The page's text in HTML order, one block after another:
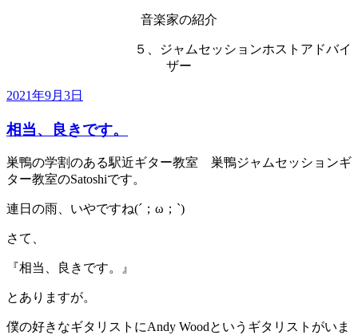
音楽家の紹介
５、ジャムセッションホストアドバイ
ザー
投
日:
2021年9月3日
相当、良きです。
巣鴨の学割のある駅近ギター教室 巣鴨ジャムセッションギ
ター教室のSatoshiです。
連日の雨、いやですね(´；ω；`)
さて、
『相当、良きです。』
とありますが。
僕の好きなギタリストにAndy Woodというギタリストがいま